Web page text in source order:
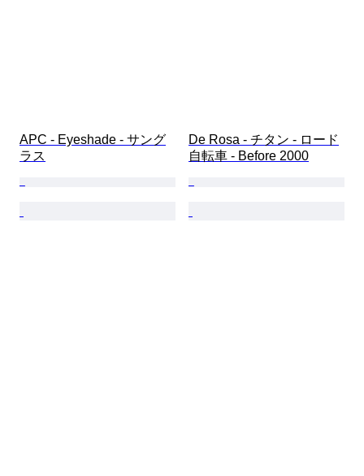
APC - Eyeshade - サング
ラス
De Rosa - チタン - ロード
自転車 - Before 2000